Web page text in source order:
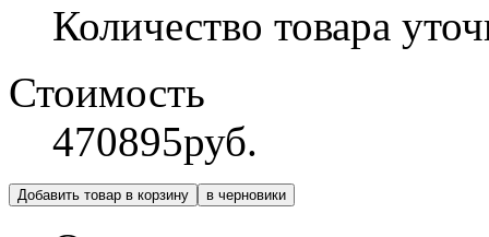
Количество товара
Стоимость
470895руб.
Добавить товар в корзину в черновики